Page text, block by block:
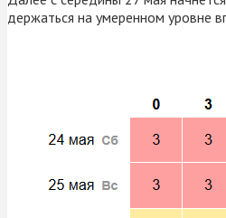
держаться на умеренном уровне